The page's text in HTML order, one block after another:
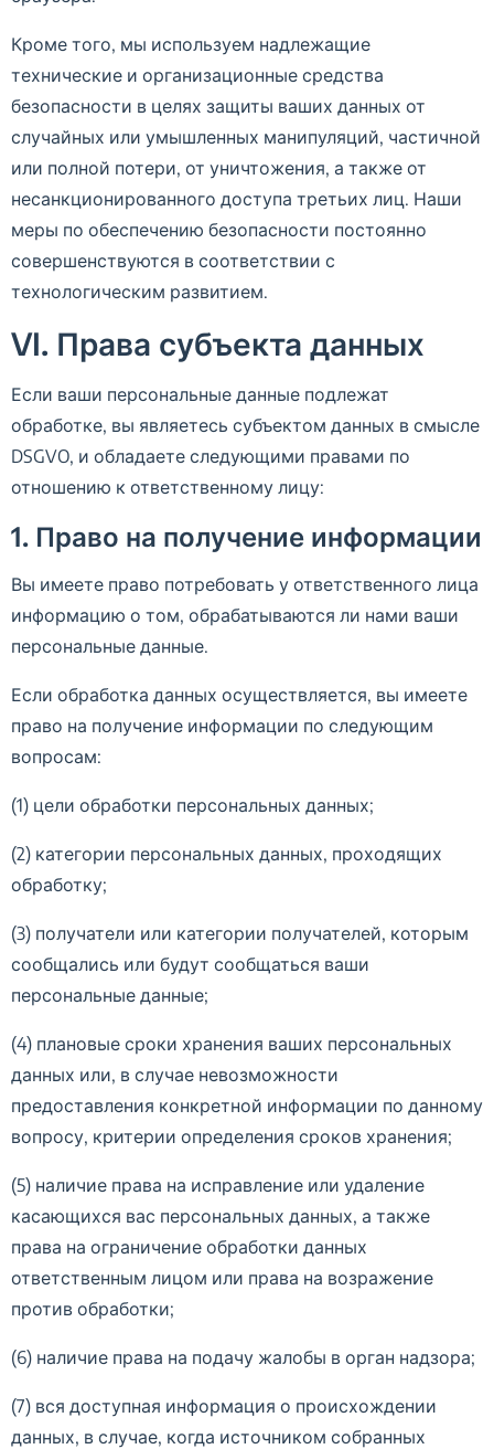
Кроме того, мы используем надлежащие
технические и организационные средства
безопасности в целях защиты ваших данных от
случайных или умышленных манипуляций, частичной
или полной потери, от уничтожения, а также от
несанкционированного доступа третьих лиц. Наши
меры по обеспечению безопасности постоянно
совершенствуются в соответствии с
технологическим развитием.
VI. Права субъекта данных
Если ваши персональные данные подлежат
обработке, вы являетесь субъектом данных в смысле
DSGVO, и обладаете следующими правами по
отношению к ответственному лицу:
1. Право на получение информации
Вы имеете право потребовать у ответственного лица
информацию о том, обрабатываются ли нами ваши
персональные данные.
Если обработка данных осуществляется, вы имеете
право на получение информации по следующим
вопросам:
(1) цели обработки персональных данных;
(2) категории персональных данных, проходящих
обработку;
(3) получатели или категории получателей, которым
сообщались или будут сообщаться ваши
персональные данные;
(4) плановые сроки хранения ваших персональных
данных или, в случае невозможности
предоставления конкретной информации по данному
вопросу, критерии определения сроков хранения;
(5) наличие права на исправление или удаление
касающихся вас персональных данных, а также
права на ограничение обработки данных
ответственным лицом или права на возражение
против обработки;
(6) наличие права на подачу жалобы в орган надзора;
(7) вся доступная информация о происхождении
данных, в случае, когда источником собранных